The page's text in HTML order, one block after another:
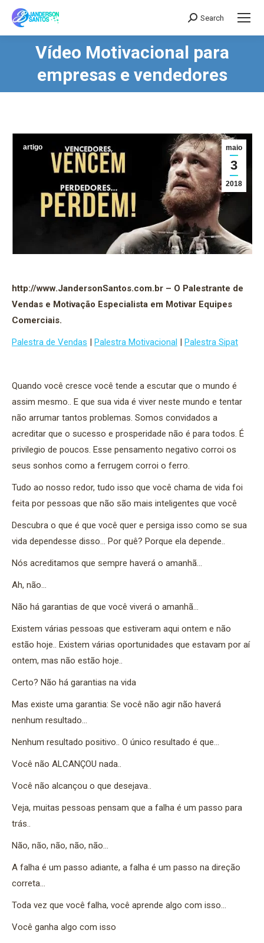
Search:
Search
Vídeo Motivacional para
empresas e vendedores
maio
3
2018
artigo
http://www.JandersonSantos.com.br – O Palestrante de
Vendas e Motivação Especialista em Motivar Equipes
Comerciais.
Palestra de Vendas | Palestra Motivacional | Palestra Sipat
Quando você cresce você tende a escutar que o mundo é
assim mesmo.. E que sua vida é viver neste mundo e tentar
não arrumar tantos problemas. Somos convidados a
acreditar que o sucesso e prosperidade não é para todos. É
privilegio de poucos. Esse pensamento negativo corroi os
seus sonhos como a ferrugem corroi o ferro.
Tudo ao nosso redor, tudo isso que você chama de vida foi
feita por pessoas que não são mais inteligentes que você
Descubra o que é que você quer e persiga isso como se sua
vida dependesse disso… Por quê? Porque ela depende..
Nós acreditamos que sempre haverá o amanhã…
Ah, não…
Não há garantias de que você viverá o amanhã…
Existem várias pessoas que estiveram aqui ontem e não
estão hoje.. Existem várias oportunidades que estavam por aí
ontem, mas não estão hoje..
Certo? Não há garantias na vida
Mas existe uma garantia: Se você não agir não haverá
nenhum resultado…
Nenhum resultado positivo.. O único resultado é que…
Você não ALCANÇOU nada..
Você não alcançou o que desejava..
Veja, muitas pessoas pensam que a falha é um passo para
trás..
Não, não, não, não, não…
A falha é um passo adiante, a falha é um passo na direção
correta…
Toda vez que você falha, você aprende algo com isso…
Você ganha algo com isso